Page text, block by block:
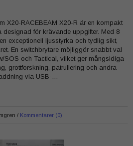
X20-RACEBEAM X20-R är en kompakt
designad för krävande uppgifter. Med 8
exceptionell ljusstyrka och tydlig sikt,
En switchbrytare möjliggör snabbt val
SOS och Tactical, vilket ger mångsidiga
grottforskning, patrullering och andra
via USB-…
Kommentarer (0)